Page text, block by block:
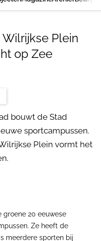
Plein
op Zee
bouwt de Stad
sportcampussen.
Plein vormt het
groene 20 eeuwese
Ze heeft de
meerdere sporten bij